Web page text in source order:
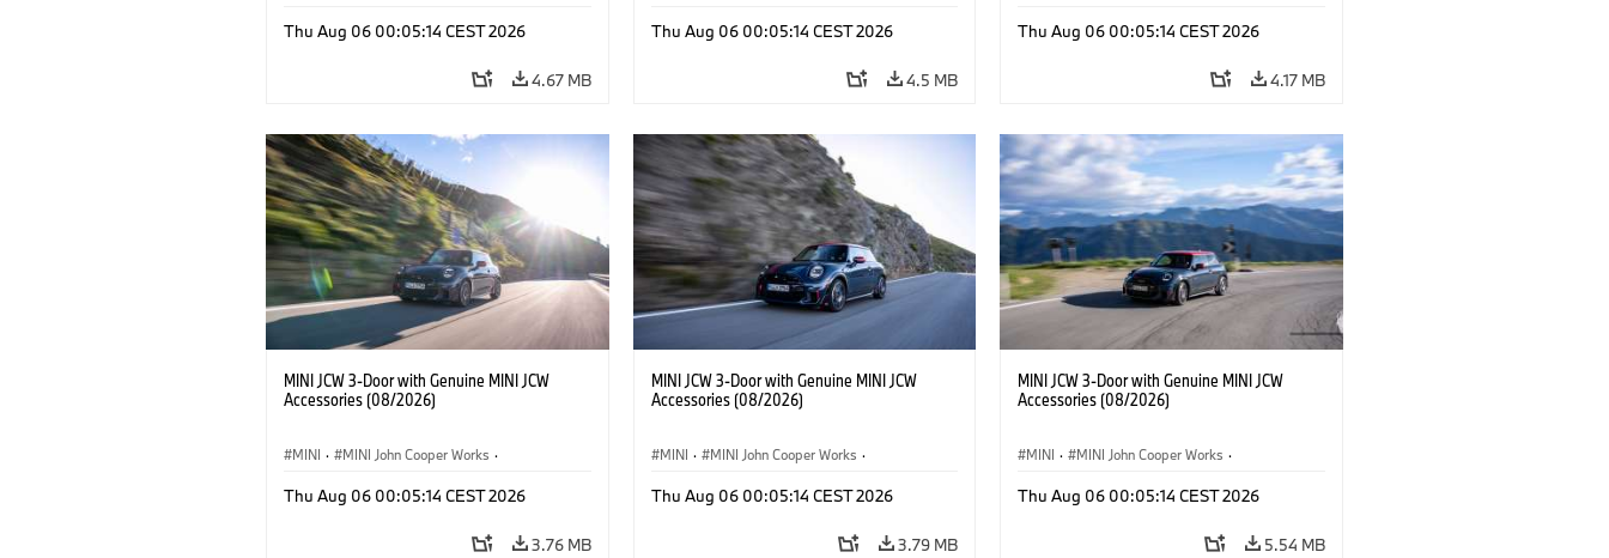
Optional Extras, Accessories
Thu Aug 06 00:05:14 CEST 2026
4.67 MB
Optional Extras, Accessories
Thu Aug 06 00:05:14 CEST 2026
4.5 MB
Optional Extras, Accessories
Thu Aug 06 00:05:14 CEST 2026
4.17 MB
MINI JCW 3-Door with Genuine MINI JCW
Accessories (08/2026)
MINI · MINI John Cooper Works ·
Optional Extras, Accessories
Thu Aug 06 00:05:14 CEST 2026
3.76 MB
MINI JCW 3-Door with Genuine MINI JCW
Accessories (08/2026)
MINI · MINI John Cooper Works ·
Optional Extras, Accessories
Thu Aug 06 00:05:14 CEST 2026
3.79 MB
MINI JCW 3-Door with Genuine MINI JCW
Accessories (08/2026)
MINI · MINI John Cooper Works ·
Optional Extras, Accessories
Thu Aug 06 00:05:14 CEST 2026
5.54 MB